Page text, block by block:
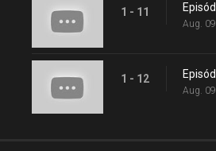
1 - 11
Aug.
1 - 12
Aug.